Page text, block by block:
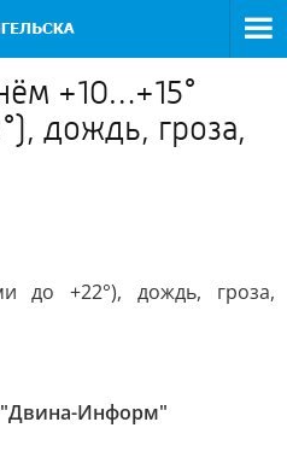
+10…+15°
дождь, гроза,
до +22°), дождь, гроза,
Информ"